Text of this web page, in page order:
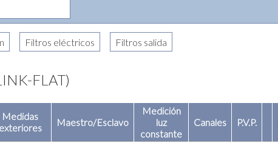
FLAT)
Medidas
exteriores
Maestro/Esclavo
Medición
luz
constante
Canales P.V.P.